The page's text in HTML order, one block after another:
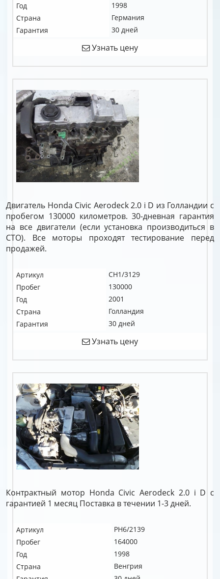
Год
1998
Страна
Германия
Гарантия
30 дней
Узнать цену
Двигатель Honda Civic Aerodeck 2.0 i D из Голландии с
пробегом 130000 километров. 30-дневная гарантия
на все двигатели (если установка производиться в
СТО). Все моторы проходят тестирование перед
продажей.
Артикул
CH1/3129
Пробег
130000
Год
2001
Страна
Голландия
Гарантия
30 дней
Узнать цену
Контрактный мотор Honda Civic Aerodeck 2.0 i D c
гарантией 1 месяц Поставка в течении 1-3 дней.
Артикул
PH6/2139
Пробег
164000
Год
1998
Страна
Венгрия